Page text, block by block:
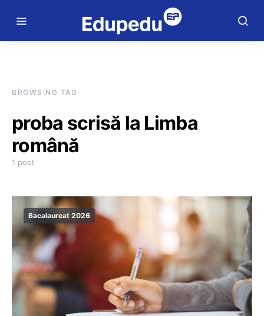
BROWSING TAG
proba scrisă la Limba
română
1 post
Bacalaureat 2026